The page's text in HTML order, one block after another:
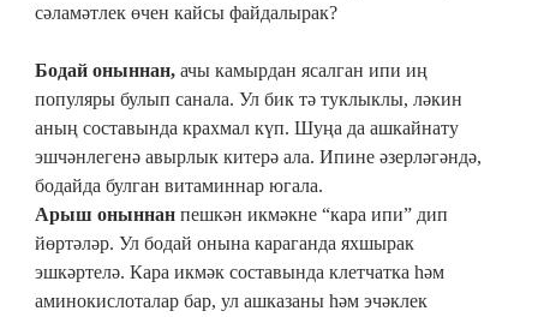
сәламәтлек өчен кайсы файдалырак?
Бодай оныннан, ачы камырдан ясалган ипи иң
популяры булып санала. Ул бик тә туклыклы, ләкин
аның составында крахмал күп. Шуңа да ашкайнату
эшчәнлегенә авырлык китерә ала. Ипине әзерләгәндә,
бодайда булган витаминнар югала.
Арыш оныннан пешкән икмәкне “кара ипи” дип
йөртәләр. Ул бодай онына караганда яхшырак
эшкәртелә. Кара икмәк составында клетчатка һәм
аминокислоталар бар, ул ашказаны һәм эчәклек